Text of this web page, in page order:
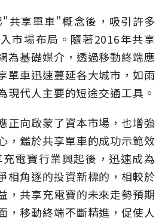
"共享單車"概念後，吸引許多
市場布局。隨著2016年共享
為基礎媒介，透過移動終端應
單車迅速蔓延各大城市，如雨
現代人主要的短途交通工具。
正向啟蒙了資本市場，也增強
，鑑於共享單車的成功示範效
電寶行業興起後，迅速成為
相角逐的投資新標的，相較於
，共享充電寶的未來走勢預期
，移動終端不斷精進，促使人